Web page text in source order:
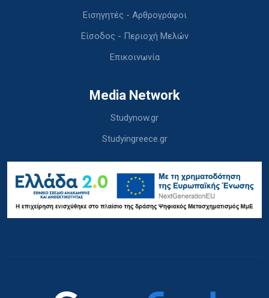
Εισηγητές - Αρθρογράφοι
Είσοδος - Περιοχή Μελών
Επικοινωνία
Media Network
Studynow.gr
Studyingreece.gr